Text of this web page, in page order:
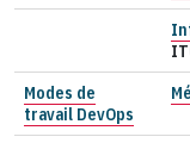
Modes de
travail DevOps